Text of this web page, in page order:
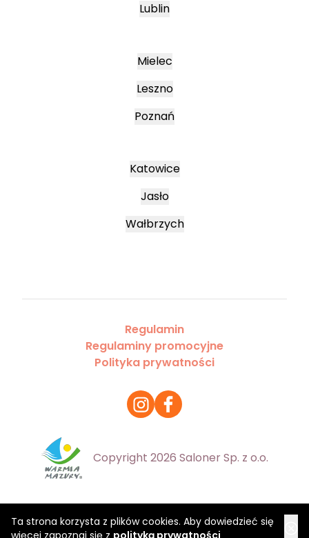
Ta strona korzysta z plików cookies. Aby dowiedzieć się
więcej zapoznaj się z polityką prywatności
Lublin
Mielec
Leszno
Poznań
Katowice
Jasło
Wałbrzych
Regulamin
Regulaminy promocyjne
Polityka prywatności
Copyright 2026 Saloner Sp. z o.o.